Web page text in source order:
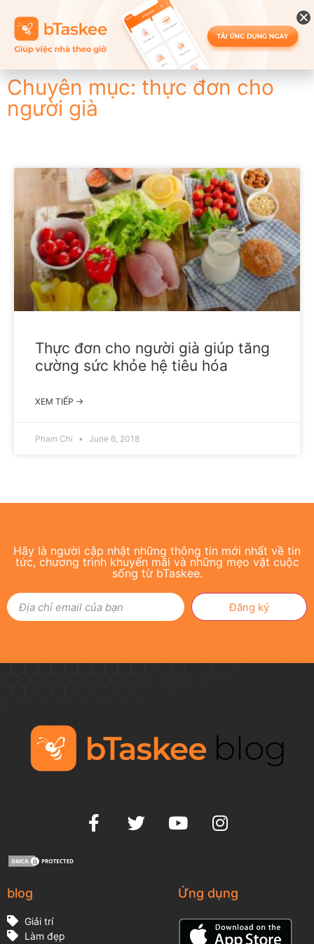
Chuyên mục: thực đơn cho
người già
Thực đơn cho người già giúp tăng
cường sức khỏe hệ tiêu hóa
XEM TIẾP →
Pham Chi June 6, 2018
Hãy là người cập nhật những thông tin mới nhất về tin
tức, chương trình khuyến mãi và những mẹo vặt cuộc
sống từ bTaskee.
Đăng ký
blog
Giải trí
Làm đẹp
Ứng dụng